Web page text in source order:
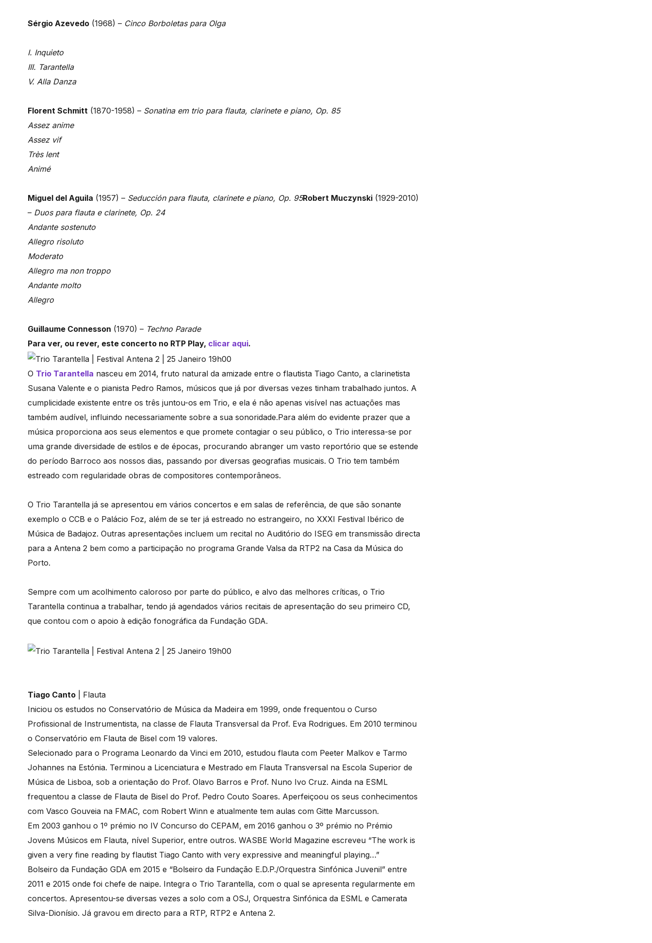
Sérgio Azevedo (1968) – Cinco Borboletas para Olga
I. Inquieto
III. Tarantella
V. Alla Danza
Florent Schmitt (1870-1958) – Sonatina em trio para flauta, clarinete e piano, Op. 85
Assez anime
Assez vif
Très lent
Animé
Miguel del Aguila (1957) – Seducción para flauta, clarinete e piano, Op. 95Robert Muczynski (1929-2010)
– Duos para flauta e clarinete, Op. 24
Andante sostenuto
Allegro risoluto
Moderato
Allegro ma non troppo
Andante molto
Allegro
Guillaume Connesson (1970) – Techno Parade
Para ver, ou rever, este concerto no RTP Play, clicar aqui.
O Trio Tarantella nasceu em 2014, fruto natural da amizade entre o flautista Tiago Canto, a clarinetista
Susana Valente e o pianista Pedro Ramos, músicos que já por diversas vezes tinham trabalhado juntos. A
cumplicidade existente entre os três juntou-os em Trio, e ela é não apenas visível nas actuações mas
também audível, influindo necessariamente sobre a sua sonoridade.Para além do evidente prazer que a
música proporciona aos seus elementos e que promete contagiar o seu público, o Trio interessa-se por
uma grande diversidade de estilos e de épocas, procurando abranger um vasto reportório que se estende
do período Barroco aos nossos dias, passando por diversas geografias musicais. O Trio tem também
estreado com regularidade obras de compositores contemporâneos.
O Trio Tarantella já se apresentou em vários concertos e em salas de referência, de que são sonante
exemplo o CCB e o Palácio Foz, além de se ter já estreado no estrangeiro, no XXXI Festival Ibérico de
Música de Badajoz. Outras apresentações incluem um recital no Auditório do ISEG em transmissão directa
para a Antena 2 bem como a participação no programa Grande Valsa da RTP2 na Casa da Música do
Porto.
Sempre com um acolhimento caloroso por parte do público, e alvo das melhores críticas, o Trio
Tarantella continua a trabalhar, tendo já agendados vários recitais de apresentação do seu primeiro CD,
que contou com o apoio à edição fonográfica da Fundação GDA.
Tiago Canto | Flauta
Iniciou os estudos no Conservatório de Música da Madeira em 1999, onde frequentou o Curso
Profissional de Instrumentista, na classe de Flauta Transversal da Prof. Eva Rodrigues. Em 2010 terminou
o Conservatório em Flauta de Bisel com 19 valores.
Selecionado para o Programa Leonardo da Vinci em 2010, estudou flauta com Peeter Malkov e Tarmo
Johannes na Estónia. Terminou a Licenciatura e Mestrado em Flauta Transversal na Escola Superior de
Música de Lisboa, sob a orientação do Prof. Olavo Barros e Prof. Nuno Ivo Cruz. Ainda na ESML
frequentou a classe de Flauta de Bisel do Prof. Pedro Couto Soares. Aperfeiçoou os seus conhecimentos
com Vasco Gouveia na FMAC, com Robert Winn e atualmente tem aulas com Gitte Marcusson.
Em 2003 ganhou o 1º prémio no IV Concurso do CEPAM, em 2016 ganhou o 3º prémio no Prémio
Jovens Músicos em Flauta, nível Superior, entre outros. WASBE World Magazine escreveu “The work is
given a very fine reading by flautist Tiago Canto with very expressive and meaningful playing…”
Bolseiro da Fundação GDA em 2015 e “Bolseiro da Fundação E.D.P./Orquestra Sinfónica Juvenil” entre
2011 e 2015 onde foi chefe de naipe. Integra o Trio Tarantella, com o qual se apresenta regularmente em
concertos. Apresentou-se diversas vezes a solo com a OSJ, Orquestra Sinfónica da ESML e Camerata
Silva-Dionísio. Já gravou em directo para a RTP, RTP2 e Antena 2.